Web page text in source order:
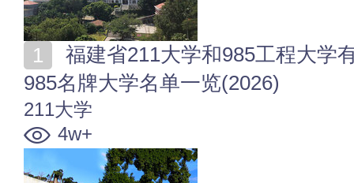
985名牌大学名单一览(2026)
211大学
4w+